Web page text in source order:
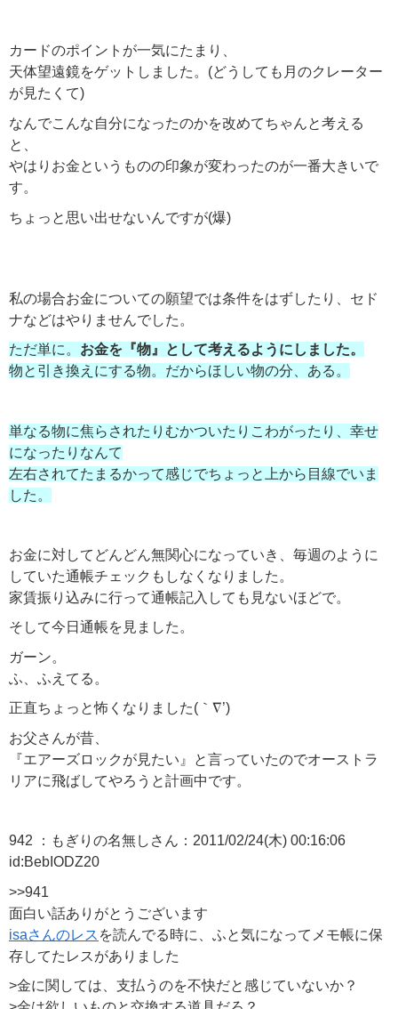
カードのポイントが一気にたまり、
天体望遠鏡をゲットしました。(どうしても月のクレーター
が見たくて)
なんでこんな自分になったのかを改めてちゃんと考える
と、
やはりお金というものの印象が変わったのが一番大きいで
す。
ちょっと思い出せないんですが(爆)
私の場合お金についての願望では条件をはずしたり、セド
ナなどはやりませんでした。
ただ単に。 お金を『物』として考えるようにしました。
物と引き換えにする物。だからほしい物の分、ある。
単なる物に焦らされたりむかついたりこわがったり、幸せ
になったりなんて
左右されてたまるかって感じでちょっと上から目線でいま
した。
お金に対してどんどん無関心になっていき、毎週のように
していた通帳チェックもしなくなりました。
家賃振り込みに行って通帳記入しても見ないほどで。
そして今日通帳を見ました。
ガーン。
ふ、ふえてる。
正直ちょっと怖くなりました(｀∇’)
お父さんが昔、
『エアーズロックが見たい』と言っていたのでオーストラ
リアに飛ばしてやろうと計画中です。
942 ：もぎりの名無しさん：2011/02/24(木) 00:16:06
id:BebIODZ20
>>941
面白い話ありがとうございます
isaさんのレス を読んでる時に、ふと気になってメモ帳に保
存してたレスがありました
>金に関しては、支払うのを不快だと感じていないか？